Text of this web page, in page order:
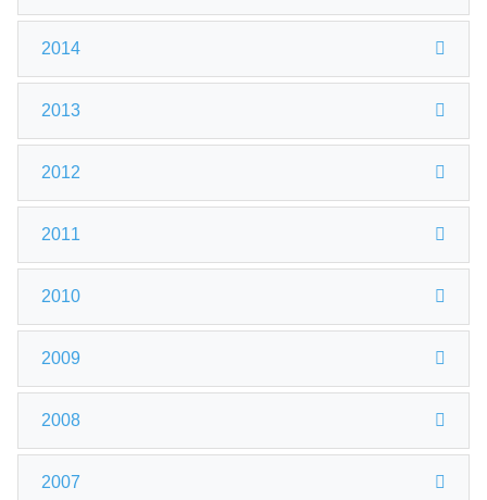
2014
2013
2012
2011
2010
2009
2008
2007